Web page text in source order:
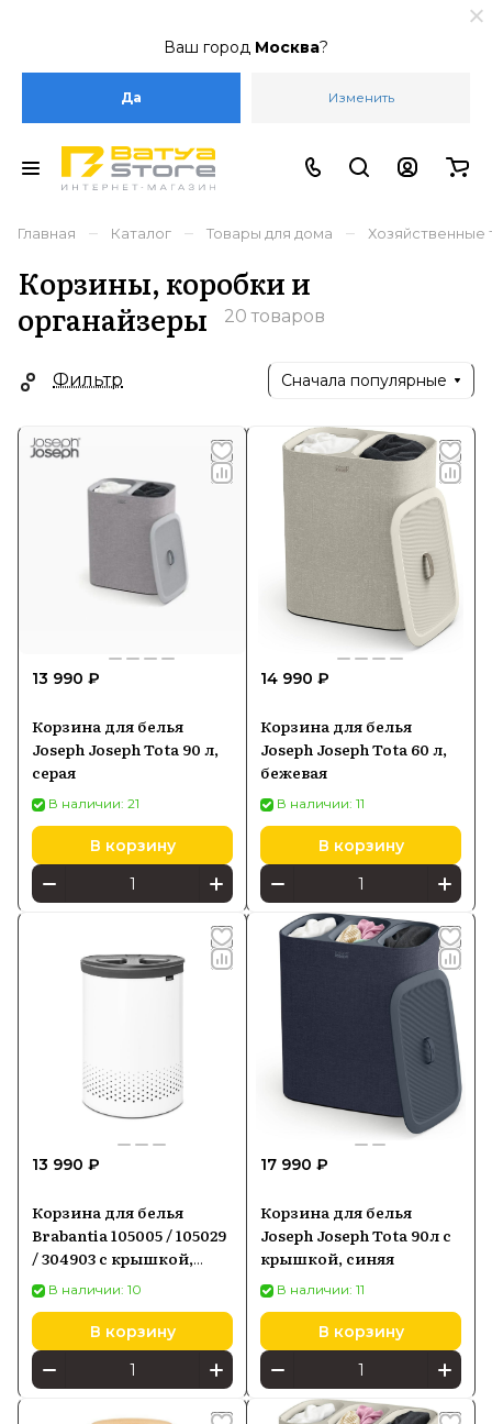
Ваш город Москва?
Да Изменить
Главная – Каталог – Товары для дома – Хозяйственные
Корзины, коробки и
органайзеры
20 товаров
Фильтр Сначала популярные
13 990 ₽
Корзина для белья
Joseph Joseph Tota 90 л,
серая
В наличии: 21
В корзину
14 990 ₽
Корзина для белья
Joseph Joseph Tota 60 л,
бежевая
В наличии: 11
В корзину
13 990 ₽
Корзина для белья
Brabantia 105005 / 105029
/ 304903 с крышкой,
40х30х50 см, белый/
серая крышка
В наличии: 10
В корзину
17 990 ₽
Корзина для белья
Joseph Joseph Tota 90л с
крышкой, синяя
В наличии: 11
В корзину